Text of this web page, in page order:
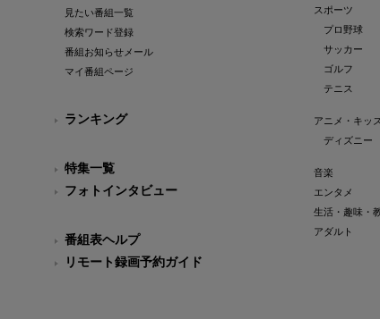
見たい番組一覧
検索ワード登録
番組お知らせメール
マイ番組ページ
ランキング
特集一覧
フォトインタビュー
番組表ヘルプ
リモート録画予約ガイド
スポーツ
プロ野球
サッカー
ゴルフ
テニス
アニメ・キッ
ディズニー
音楽
エンタメ
生活・趣味・
アダルト